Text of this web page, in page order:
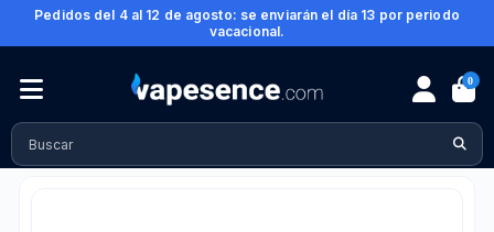
Pedidos del 4 al 12 de agosto: se enviarán el día 13 por periodo
vacacional.
0
Inicio Alquimia para vapeo